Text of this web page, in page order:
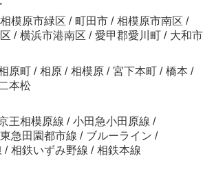
相模原市緑区 / 町田市 / 相模原市南区 /
/ 横浜市港南区 / 愛甲郡愛川町 / 大和市
原町 / 相原 / 相模原 / 宮下本町 / 橋本 /
二本松
王相模原線 / 小田急小田原線 /
東急田園都市線 / ブルーライン /
/ 相鉄いずみ野線 / 相鉄本線